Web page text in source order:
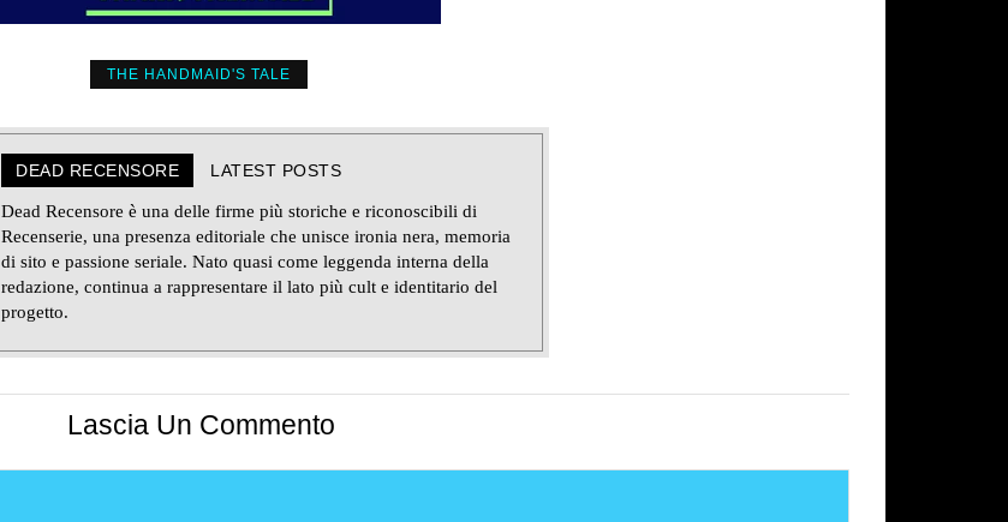
THE HANDMAID'S TALE
DEAD RECENSORE LATEST POSTS
Dead Recensore è una delle firme più storiche e riconoscibili di
Recenserie, una presenza editoriale che unisce ironia nera, memoria
di sito e passione seriale. Nato quasi come leggenda interna della
redazione, continua a rappresentare il lato più cult e identitario del
progetto.
Lascia Un Commento